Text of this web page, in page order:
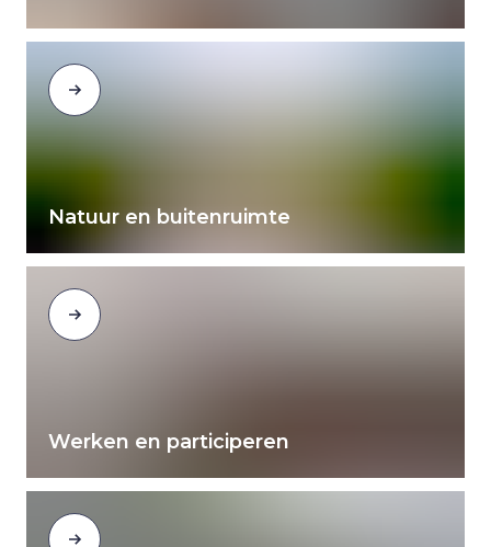
Natuur en buitenruimte
Werken en participeren